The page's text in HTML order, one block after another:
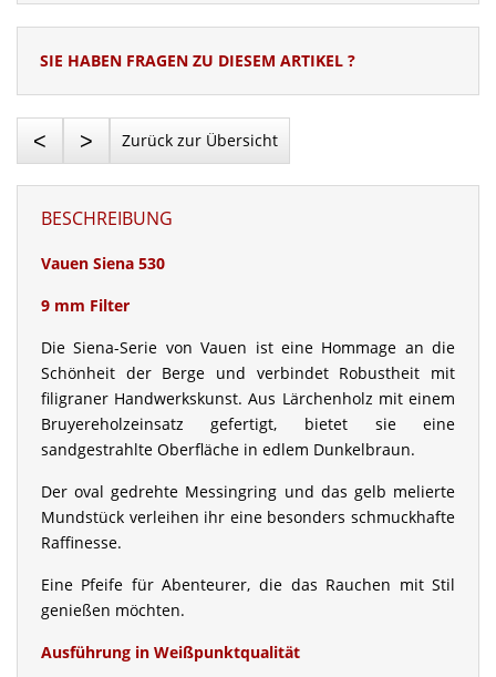
SIE HABEN FRAGEN ZU DIESEM ARTIKEL ?
< > Zurück zur Übersicht
BESCHREIBUNG
Vauen Siena 530
9 mm Filter
Die Siena-Serie von Vauen ist eine Hommage an die
Schönheit der Berge und verbindet Robustheit mit
filigraner Handwerkskunst. Aus Lärchenholz mit einem
Bruyereholzeinsatz gefertigt, bietet sie eine
sandgestrahlte Oberfläche in edlem Dunkelbraun.
Der oval gedrehte Messingring und das gelb melierte
Mundstück verleihen ihr eine besonders schmuckhafte
Raffinesse.
Eine Pfeife für Abenteurer, die das Rauchen mit Stil
genießen möchten.
Ausführung in Weißpunktqualität